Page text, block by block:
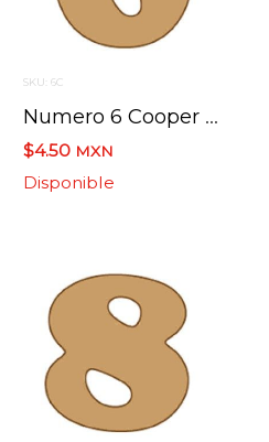
SKU: 6C
Numero 6 Cooper Mini 4 X 6 Cms.
$4.50 MXN
Disponible